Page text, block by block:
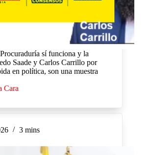
sí funciona y la
Saade y Carlos Carrillo por
en política, son una muestra
Cara
3 mins